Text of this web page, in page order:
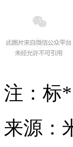
注：标
来源：